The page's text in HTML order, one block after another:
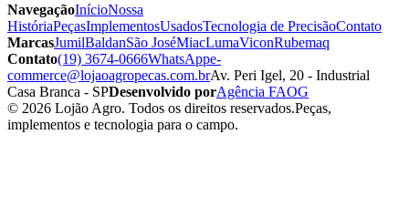
NavegaçãoInícioNossa
HistóriaPeçasImplementosUsadosTecnologia de PrecisãoContato
MarcasJumilBaldanSão JoséMiacLumaViconRubemaq
Contato(19) 3674-0666WhatsAppe-
commerce@lojaoagropecas.com.brAv. Peri Igel, 20 - Industrial
Casa Branca - SPDesenvolvido porAgência FAOG
© 2026 Lojão Agro. Todos os direitos reservados.Peças,
implementos e tecnologia para o campo.